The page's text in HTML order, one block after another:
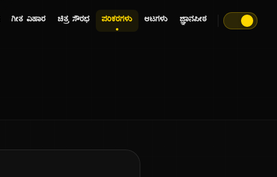
ಗೀತ ವಿಹಾರ ಚಿತ್ರ ಸೌರಭ ಪರಿಕರಗಳು ಆಟಗಳು ಜ್ಞಾನಪೀಠ